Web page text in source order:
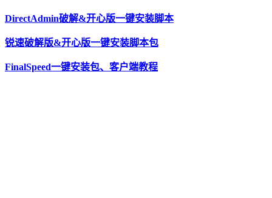
DirectAdmin破解&开心版一键安装脚本
锐速破解版&开心版一键安装脚本包
FinalSpeed一键安装包、客户端教程